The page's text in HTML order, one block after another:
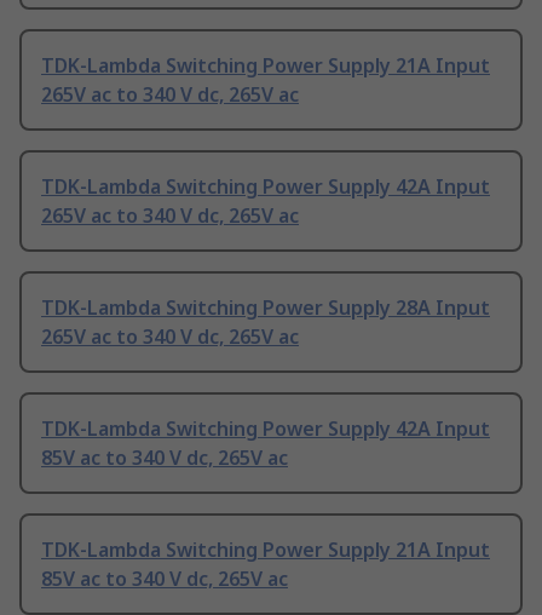
TDK-Lambda Switching Power Supply 21A Input
265V ac to 340 V dc, 265V ac
TDK-Lambda Switching Power Supply 42A Input
265V ac to 340 V dc, 265V ac
TDK-Lambda Switching Power Supply 28A Input
265V ac to 340 V dc, 265V ac
TDK-Lambda Switching Power Supply 42A Input
85V ac to 340 V dc, 265V ac
TDK-Lambda Switching Power Supply 21A Input
85V ac to 340 V dc, 265V ac